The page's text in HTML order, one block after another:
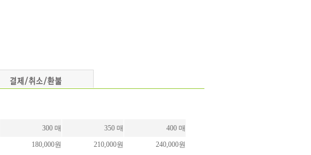
300 매 350 매
400 매
180,000원 210,000원
240,000원